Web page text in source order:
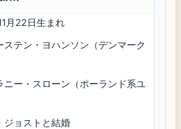
月22日生まれ
ステン・ヨハンソン（デンマーク
ニー・スローン（ポーランド系ユ
ジョストと結婚